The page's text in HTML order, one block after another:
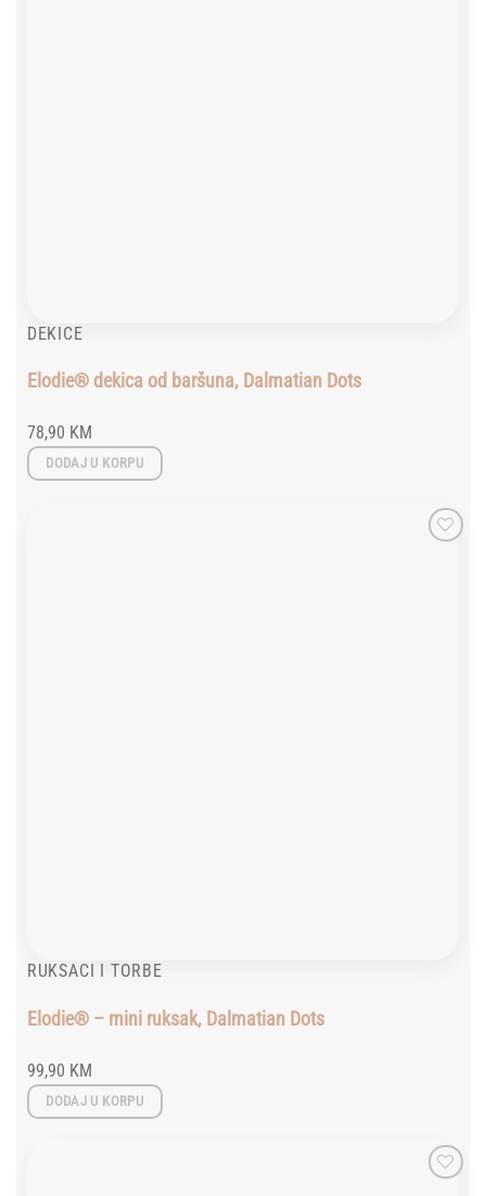
DEKICE
Elodie® dekica od baršuna, Dalmatian Dots
78,90 KM
DODAJ U KORPU
RUKSACI I TORBE
Elodie® – mini ruksak, Dalmatian Dots
99,90 KM
DODAJ U KORPU